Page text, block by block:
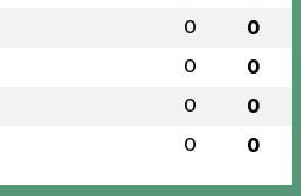
0 0
0 0
0 0
0 0